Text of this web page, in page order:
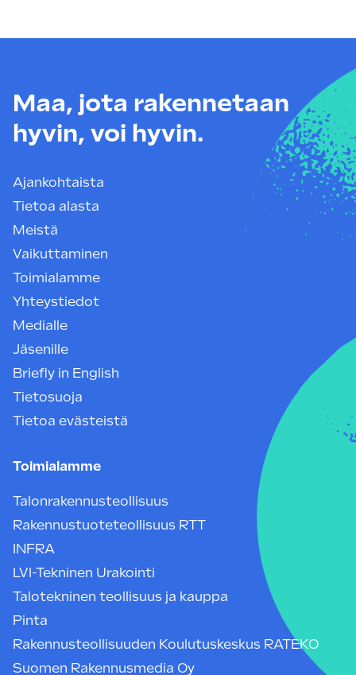
Maa, jota rakennetaan
hyvin, voi hyvin.
Ajankohtaista
Tietoa alasta
Meistä
Vaikuttaminen
Toimialamme
Yhteystiedot
Medialle
Jäsenille
Briefly in English
Tietosuoja
Tietoa evästeistä
Toimialamme
Talonrakennusteollisuus
Rakennustuoteteollisuus RTT
INFRA
LVI-Tekninen Urakointi
Talotekninen teollisuus ja kauppa
Pinta
Rakennusteollisuuden Koulutuskeskus RATEKO
Suomen Rakennusmedia Oy